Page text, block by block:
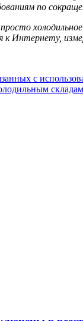
по
к Интернету,
с